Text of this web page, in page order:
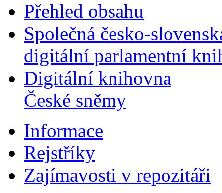
Přehled obsahu
Společná česko-
digitální parlamentní
Digitální knihovna
České sněmy
Informace
Rejstříky
Zajímavosti v repozitáři